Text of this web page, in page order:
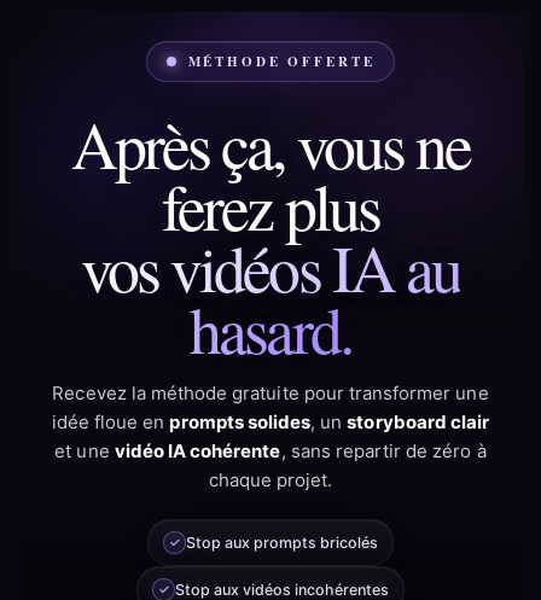
MÉTHODE OFFERTE
Après ça, vous ne
ferez plus
vos vidéos IA au
hasard.
Recevez la méthode gratuite pour transformer une
idée floue enprompts solides, unstoryboard clair
et une vidéo IA cohérente, sans repartir de zéro à
chaque projet.
✓ Stop aux prompts bricolés
✓ Stop aux vidéos incohérentes